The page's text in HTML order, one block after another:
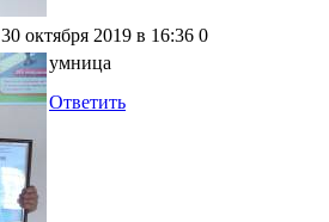
30 октября 2019 в 16:36 0
умница
Ответить